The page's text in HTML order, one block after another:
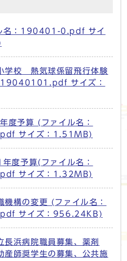
名：190401-0.pdf サイ
学校 熱気球係留飛行体験
19040101.pdf サイズ：
予算 (ファイル名：
サイズ：1.51MB)
度予算(ファイル名：
サイズ：1.32MB)
構の変更 (ファイル名：
サイズ：956.24KB)
浜病院職員募集、薬剤
産師奨学生の募集、公共施